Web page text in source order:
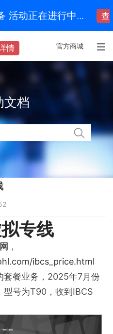
活动正在进行中... 查
情 官方商城
文档
专线
，
ibcs_price.html
套餐业务，2025年7月份
型号为T90，收到IBCS